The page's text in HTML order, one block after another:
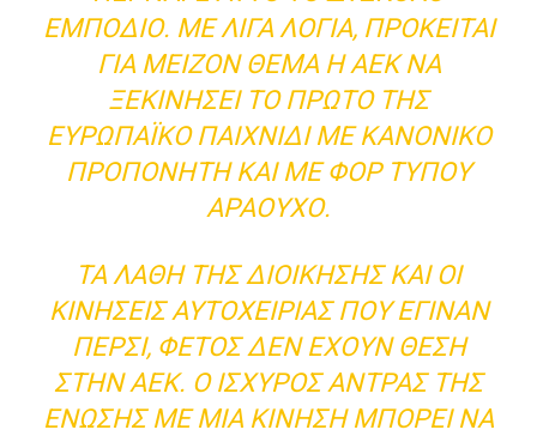
ΕΜΠΌΔΙΟ. ΜΕ ΛΊΓΑ ΛΌΓΙΑ, ΠΡΌΚΕΙΤΑΙ
ΓΙΑ ΜΕΊΖΟΝ ΘΈΜΑ Η ΑΕΚ ΝΑ
ΞΕΚΙΝΉΣΕΙ ΤΟ ΠΡΏΤΟ ΤΗΣ
ΕΥΡΩΠΑΪΚΌ ΠΑΙΧΝΊΔΙ ΜΕ ΚΑΝΟΝΙΚΌ
ΠΡΟΠΟΝΗΤΉ ΚΑΙ ΜΕ ΦΟΡ ΤΎΠΟΥ
ΑΡΑΟΎΧΟ.
ΤΑ ΛΆΘΗ ΤΗΣ ΔΙΟΊΚΗΣΗΣ ΚΑΙ ΟΙ
ΚΙΝΉΣΕΙΣ ΑΥΤΟΧΕΙΡΊΑΣ ΠΟΥ ΈΓΙΝΑΝ
ΠΈΡΣΙ, ΦΈΤΟΣ ΔΕΝ ΈΧΟΥΝ ΘΈΣΗ
ΣΤΗΝ ΑΕΚ. Ο ΙΣΧΥΡΌΣ ΆΝΤΡΑΣ ΤΗΣ
ΈΝΩΣΗΣ ΜΕ ΜΙΑ ΚΊΝΗΣΗ ΜΠΟΡΕΊ ΝΑ